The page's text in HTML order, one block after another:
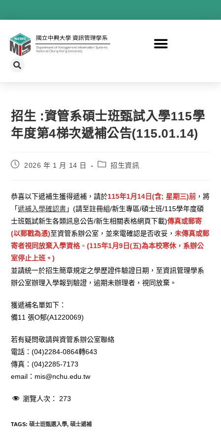
招生 :資管系碩士班甄試入學115學
年度第4梯次遞補公告(115.01.14)
2026 年 1 月 14 日 招生資訊
恭喜以下遞補生獲得遞補，請於115年1月14日(含; 星期三)前 ，將
「遞補入學確認書」(請至註冊組/新生專區/碩士班/115學年度碩
士班甄試新生各類訊息公告/新生相關表格網頁下載)傳真或郵寄
(以郵戳為憑)至資管系辦公室，並來電確認是否收妥，未傳真或郵
寄者視同放棄入學資格。(115年1月9日(五)為本校寒休，系辦公
室停止上班。)
並請統一於招生簡章規定之學歷證件驗證日期，至資訊管理學系
辦公室辦理入學報到驗證，逾期未辦理者，視同放棄。
獲遞補名單如下：
備11 張O郁(A1220069)
若有疑問敬請與資管系辦公室聯絡
電話：(04)2284-0864轉643
傳真：(04)2285-7173
email：mis@nchu.edu.tw
瀏覽人次： 273
TAGS:碩士班甄選入學, 碩士遞補